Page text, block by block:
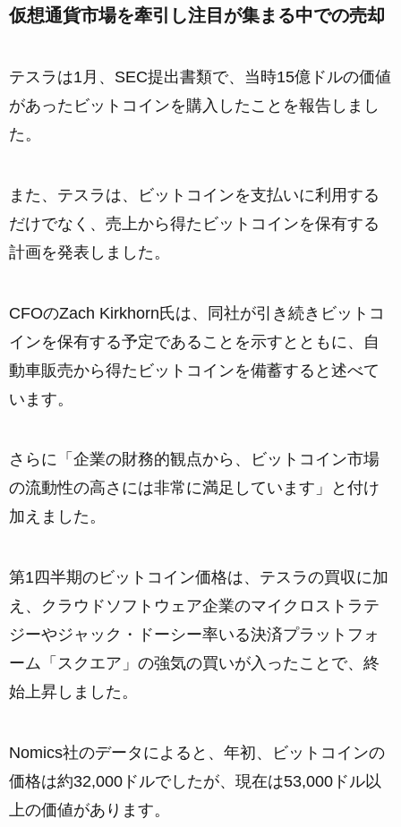
仮想通貨市場を牽引し注目が集まる中での売却
テスラは1月、SEC提出書類で、当時15億ドルの価値
があったビットコインを購入したことを報告しまし
た。
また、テスラは、ビットコインを支払いに利用する
だけでなく、売上から得たビットコインを保有する
計画を発表しました。
CFOのZach Kirkhorn氏は、同社が引き続きビットコ
インを保有する予定であることを示すとともに、自
動車販売から得たビットコインを備蓄すると述べて
います。
さらに「企業の財務的観点から、ビットコイン市場
の流動性の高さには非常に満足しています」と付け
加えました。
第1四半期のビットコイン価格は、テスラの買収に加
え、クラウドソフトウェア企業のマイクロストラテ
ジーやジャック・ドーシー率いる決済プラットフォ
ーム「スクエア」の強気の買いが入ったことで、終
始上昇しました。
Nomics社のデータによると、年初、ビットコインの
価格は約32,000ドルでしたが、現在は53,000ドル以
上の価値があります。